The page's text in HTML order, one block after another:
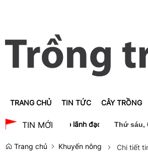
TRANG CHỦ TIN TỨC CÂY TRỒNG
TIN MỚI
chào xã giao lãnh đạo Đảng, Nhà nước
Thứ sáu,
Trang chủ Khuyến nông Chi tiết